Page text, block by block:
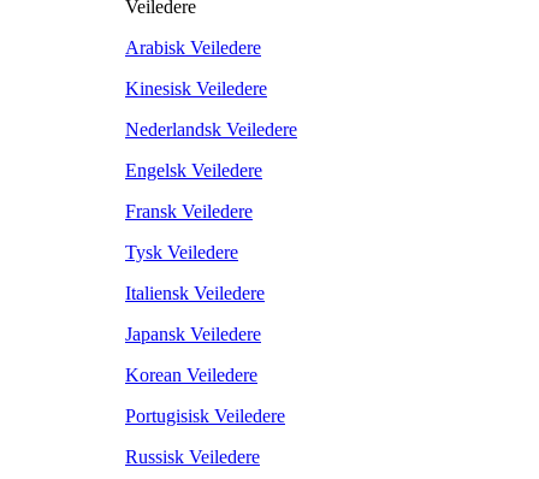
Veiledere
Arabisk Veiledere
Kinesisk Veiledere
Nederlandsk Veiledere
Engelsk Veiledere
Fransk Veiledere
Tysk Veiledere
Italiensk Veiledere
Japansk Veiledere
Korean Veiledere
Portugisisk Veiledere
Russisk Veiledere